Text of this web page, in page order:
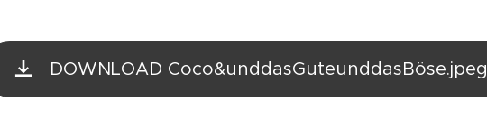
DOWNLOAD Coco&unddasGuteunddasBöse.jpeg